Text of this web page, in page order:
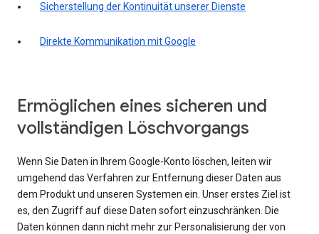
Sicherstellung der Kontinuität unserer Dienste
Direkte Kommunikation mit Google
Ermöglichen eines sicheren und
vollständigen Löschvorgangs
Wenn Sie Daten in Ihrem Google-Konto löschen, leiten wir
umgehend das Verfahren zur Entfernung dieser Daten aus
dem Produkt und unseren Systemen ein. Unser erstes Ziel ist
es, den Zugriff auf diese Daten sofort einzuschränken. Die
Daten können dann nicht mehr zur Personalisierung der von